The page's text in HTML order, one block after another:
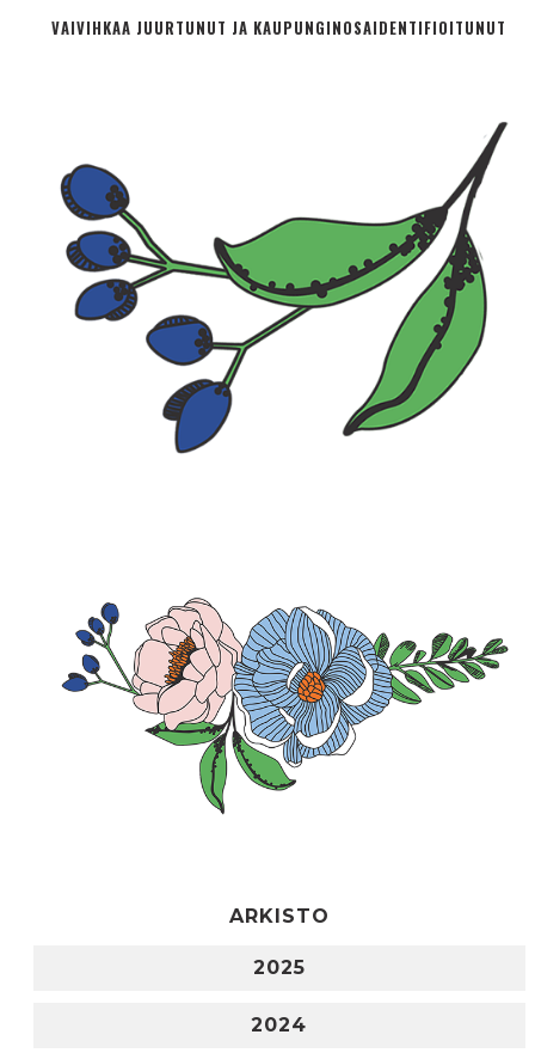
VAIVIHKAA JUURTUNUT JA KAUPUNGINOSA­IDENTIFIOITUNUT
ARKISTO
2025
2024